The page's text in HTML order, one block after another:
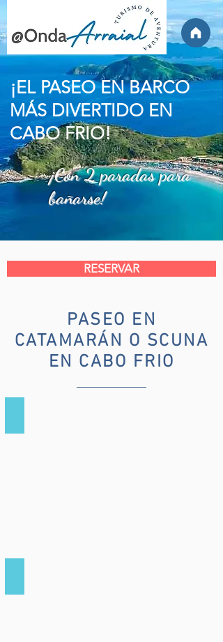
¡EL PASEO EN BARCO
MÁS DIVERTIDO EN
CABO FRIO!
¡Con 2 paradas para
bañarse!
RESERVAR
PASEO EN
CATAMARÁN O SCUNA
EN CABO FRIO